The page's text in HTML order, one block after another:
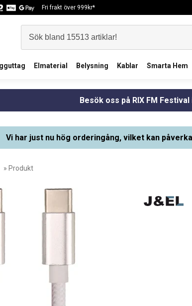
Fri frakt över 999kr*
Elmaterial Belysning Kablar Smarta Hem
Besök oss på RIX FM
Vi har just nu hög orderingång, vilket kan
» Produkt